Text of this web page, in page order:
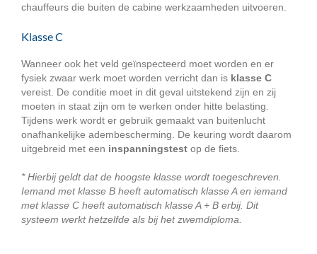
chauffeurs die buiten de cabine werkzaamheden uitvoeren.
Klasse C
Wanneer ook het veld geïnspecteerd moet worden en er
fysiek zwaar werk moet worden verricht dan is klasse C
vereist. De conditie moet in dit geval uitstekend zijn en zij
moeten in staat zijn om te werken onder hitte belasting.
Tijdens werk wordt er gebruik gemaakt van buitenlucht
onafhankelijke adembescherming. De keuring wordt daarom
uitgebreid met een inspanningstest op de fiets.
* Hierbij geldt dat de hoogste klasse wordt toegeschreven.
Iemand met klasse B heeft automatisch klasse A en iemand
met klasse C heeft automatisch klasse A + B erbij. Dit
systeem werkt hetzelfde als bij het zwemdiploma.